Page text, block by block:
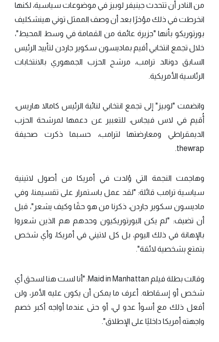
من النادر أن تتحدث جينيفر لوبيز في موضوعات سياسية، لكنها
انخرطت في ذلك مؤخرًا بعد أن وصف الممثل توني هينشكليف
بورتوريكو بأنها "جزيرة عائمة من القمامة في وسط المحيط"،
خلال تجمع انتخابي أقيم بماديسون سكوير جاردن لتأييد الرئيس
السابق دونالد ترامب، مرشح الحزب الجمهوري بالانتخابات
الرئاسية الأمريكية.
وانضمت "لوبيز" إلى تجمع انتخابي لنائبة الرئيس كامالا هاريس،
أُقيم في لاس فيجاس، للتعبير عن دعمها لمرشحة الحزب
الديمقراطي ومعارضتها لترامب، حسبما ذكرت صحيفة
thewrap.
وهاجمت النجمة التي وُلدت في أمريكا من أصول لاتينية
سياسية ترامب قائلة: "لقد عمل باستمرار على تقسيمنا، وفي
ماديسون سكوير جاردن، ذكرنا من هو حقًا وكيف يشعر"، قبل
أن تضيف: "لم يكن البورتوريكيون وحدهم هم الذين شعروا
بالإهانة في ذلك اليوم، بل كل لاتيني في أمريكا، وأي شخص
يتمتع بشخصية لائقة".
وقالت بطلة فيلم Maid in Manhattan: "أنا لست هنا لسحق أي
شخص أو إسقاطه. أعرف ما يمكن أن يكون عليه الأمر، ولن
أفعل ذلك مع أسوأ عدو لي، أو حتى عندما أواجه أكبر خصم
واجهته أمريكا داخليًا على الإطلاق".